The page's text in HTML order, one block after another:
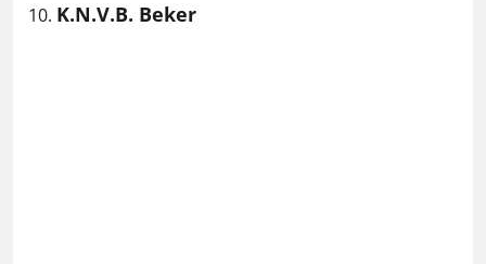
K.N.V.B. Beker